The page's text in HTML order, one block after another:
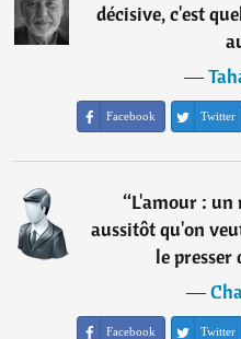
décisive, c'est
―
Facebook Twitter
“L'amour :
aussitôt qu'on
le
―
Facebook Twitter